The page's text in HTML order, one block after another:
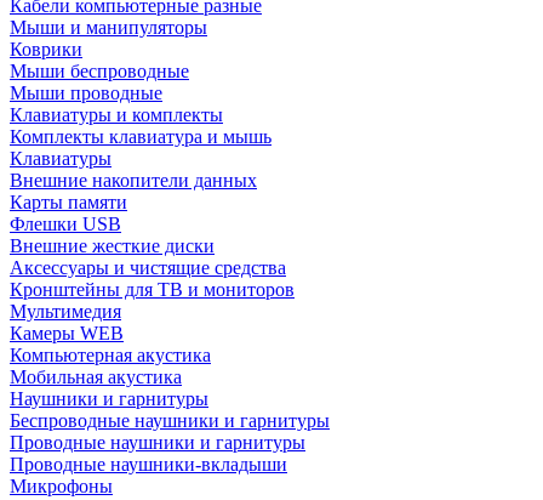
Кабели компьютерные разные
Мыши и манипуляторы
Коврики
Мыши беспроводные
Мыши проводные
Клавиатуры и комплекты
Комплекты клавиатура и мышь
Клавиатуры
Внешние накопители данных
Карты памяти
Флешки USB
Внешние жесткие диски
Аксессуары и чистящие средства
Кронштейны для ТВ и мониторов
Мультимедия
Камеры WEB
Компьютерная акустика
Мобильная акустика
Наушники и гарнитуры
Беспроводные наушники и гарнитуры
Проводные наушники и гарнитуры
Проводные наушники-вкладыши
Микрофоны